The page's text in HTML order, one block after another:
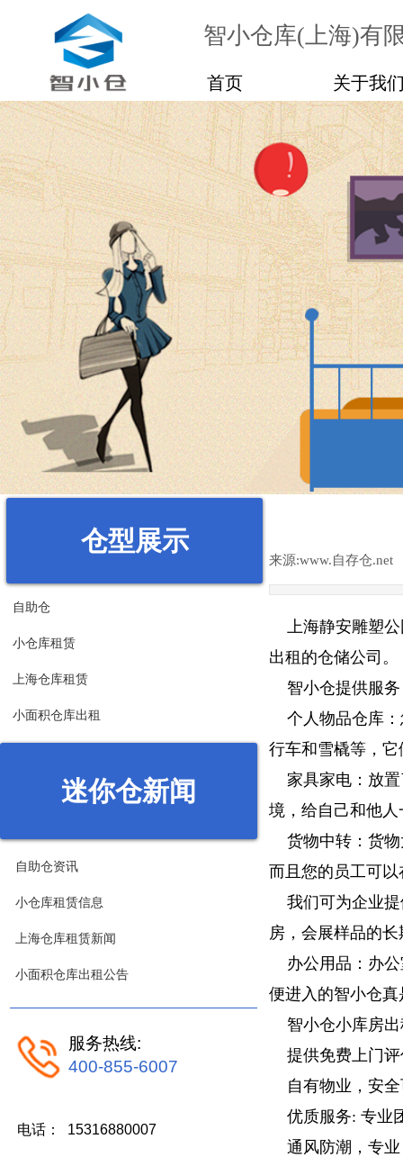
首页 关于我
智小仓库(上海)有
仓型展示
来源:www.自存仓.net
上海静安雕塑公
出租的仓储公司。
智小仓提供服务
个人物品仓库：
行车和雪橇等，
家具家电：放置
境，给自己和他
货物中转：货物
而且您的员工可
我们可为企业提
房，会展样品的
办公用品：办公
便进入的智小仓
智小仓小库房出
提供免费上门评
自有物业，安全
优质服务: 专业
通风防潮，专业
自助仓
小仓库租赁
上海仓库租赁
小面积仓库出租
迷你仓新闻
自助仓资讯
小仓库租赁信息
上海仓库租赁新闻
小面积仓库出租公告
服务热线:
400-855-6007
电话： 15316880007